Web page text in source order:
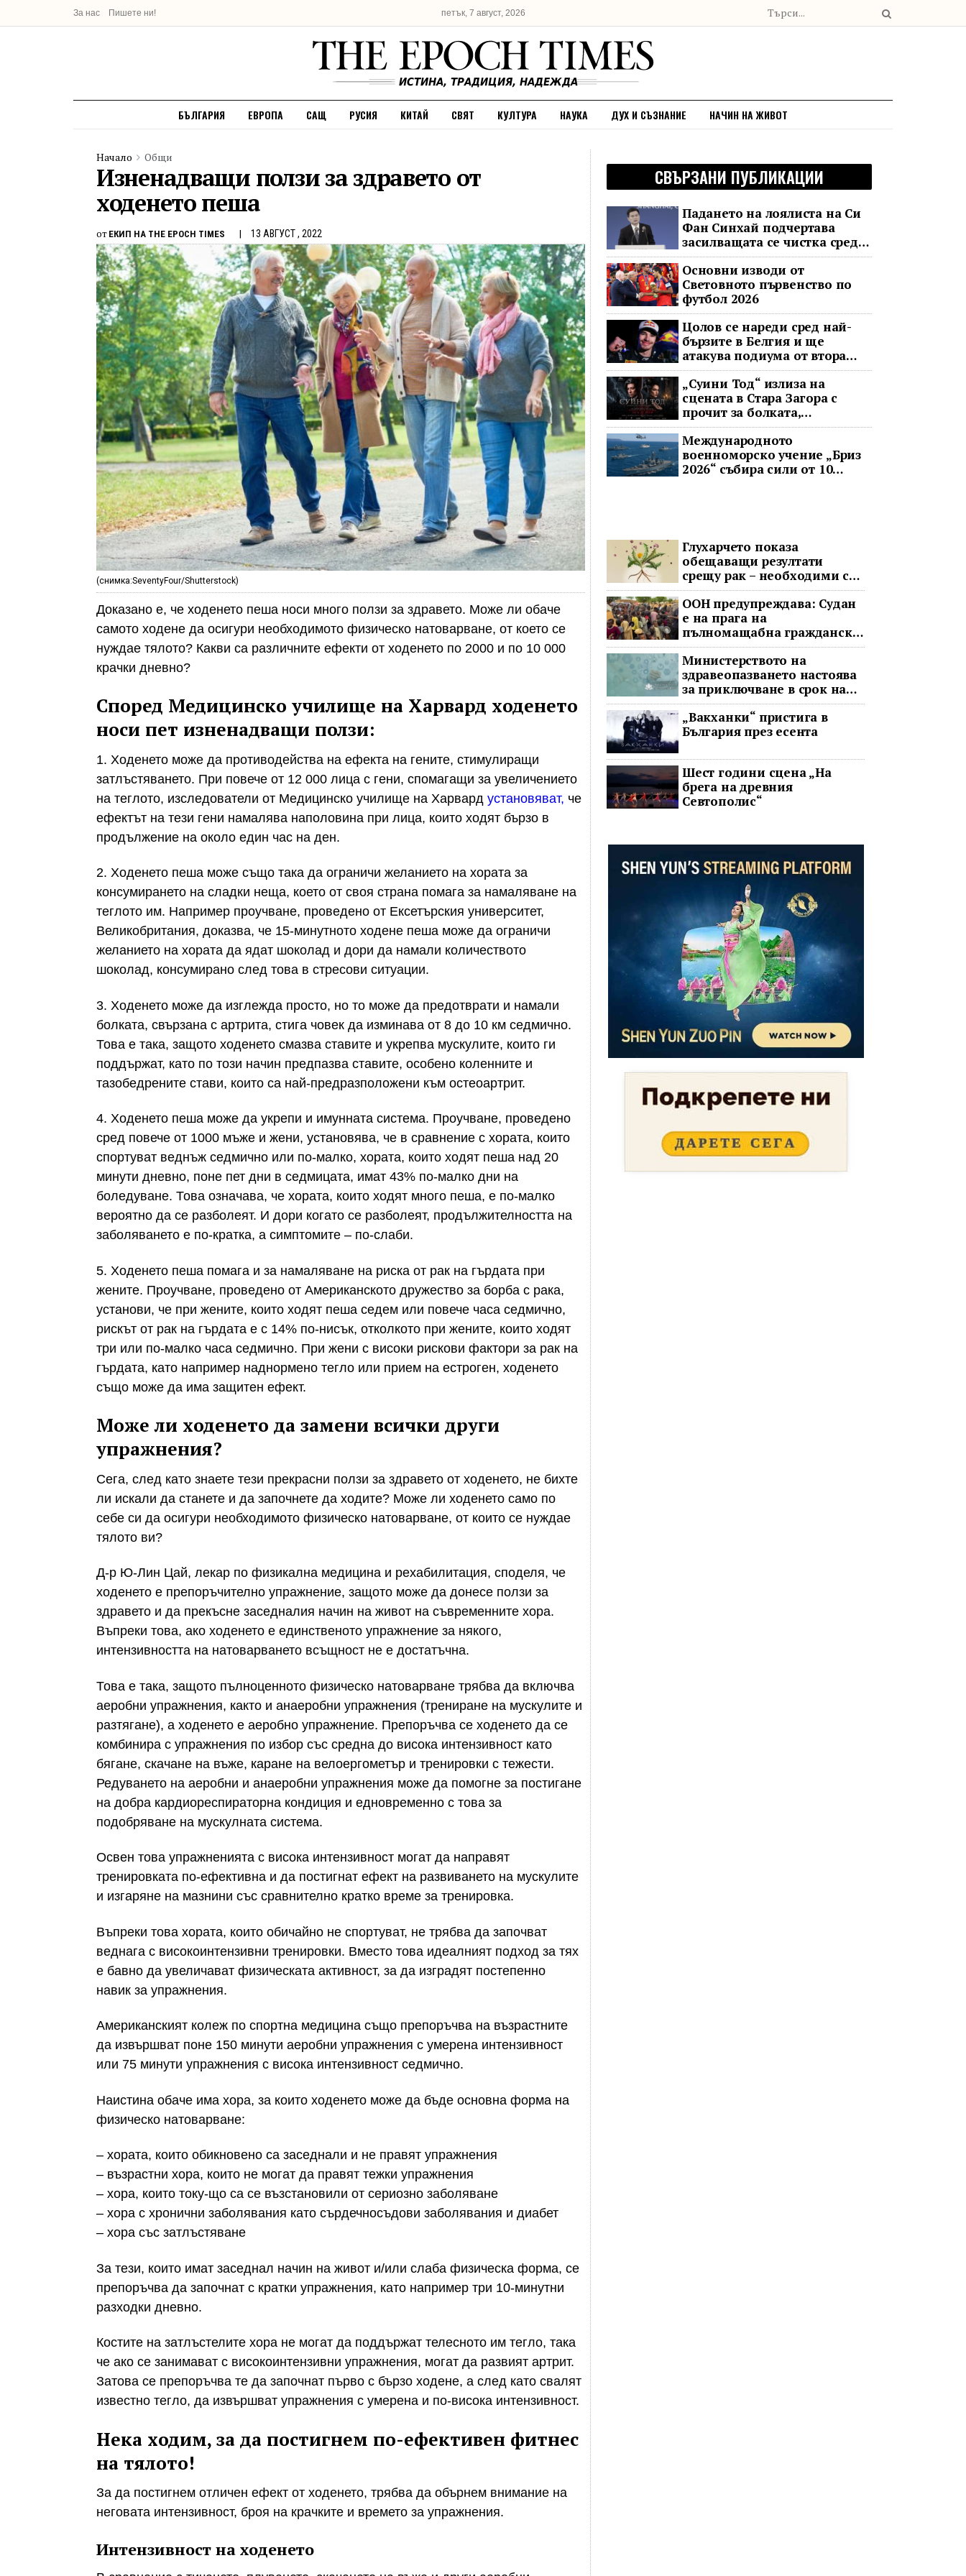
За нас Пишете ни! петък, 7 август, 2026
БЪЛГАРИЯ ЕВРОПА САЩ РУСИЯ КИТАЙ СВЯТ КУЛТУРА НАУКА ДУХ И СЪЗНАНИЕ НАЧИН НА ЖИВОТ
Начало Общи
Изненадващи ползи за здравето от
ходенето пеша
от ЕКИП НА THE EPOCH TIMES 13 АВГУСТ , 2022
(снимка:SeventyFour/Shutterstock)
Доказано е, че ходенето пеша носи много ползи за здравето. Може ли обаче
самото ходене да осигури необходимото физическо натоварване, от което се
нуждае тялото? Какви са различните ефекти от ходенето по 2000 и по 10 000
крачки дневно?
Според Медицинско училище на Харвард ходенето
носи пет изненадващи ползи:
1. Ходенето може да противодейства на ефекта на гените, стимулиращи
затлъстяването. При повече от 12 000 лица с гени, спомагащи за увеличението
на теглото, изследователи от Медицинско училище на Харвард установяват, че
ефектът на тези гени намалява наполовина при лица, които ходят бързо в
продължение на около един час на ден.
2. Ходенето пеша може също така да ограничи желанието на хората за
консумирането на сладки неща, което от своя страна помага за намаляване на
теглото им. Например проучване, проведено от Ексетърския университет,
Великобритания, доказва, че 15-минутното ходене пеша може да ограничи
желанието на хората да ядат шоколад и дори да намали количеството
шоколад, консумирано след това в стресови ситуации.
3. Ходенето може да изглежда просто, но то може да предотврати и намали
болката, свързана с артрита, стига човек да изминава от 8 до 10 км седмично.
Това е така, защото ходенето смазва ставите и укрепва мускулите, които ги
поддържат, като по този начин предпазва ставите, особено коленните и
тазобедрените стави, които са най-предразположени към остеоартрит.
4. Ходенето пеша може да укрепи и имунната система. Проучване, проведено
сред повече от 1000 мъже и жени, установява, че в сравнение с хората, които
спортуват веднъж седмично или по-малко, хората, които ходят пеша над 20
минути дневно, поне пет дни в седмицата, имат 43% по-малко дни на
боледуване. Това означава, че хората, които ходят много пеша, е по-малко
вероятно да се разболеят. И дори когато се разболеят, продължителността на
заболяването е по-кратка, а симптомите – по-слаби.
5. Ходенето пеша помага и за намаляване на риска от рак на гърдата при
жените. Проучване, проведено от Американското дружество за борба с рака,
установи, че при жените, които ходят пеша седем или повече часа седмично,
рискът от рак на гърдата е с 14% по-нисък, отколкото при жените, които ходят
три или по-малко часа седмично. При жени с високи рискови фактори за рак на
гърдата, като например наднормено тегло или прием на естроген, ходенето
също може да има защитен ефект.
Може ли ходенето да замени всички други
упражнения?
Сега, след като знаете тези прекрасни ползи за здравето от ходенето, не бихте
ли искали да станете и да започнете да ходите? Може ли ходенето само по
себе си да осигури необходимото физическо натоварване, от които се нуждае
тялото ви?
Д-р Ю-Лин Цай, лекар по физикална медицина и рехабилитация, споделя, че
ходенето е препоръчително упражнение, защото може да донесе ползи за
здравето и да прекъсне заседналия начин на живот на съвременните хора.
Въпреки това, ако ходенето е единственото упражнение за някого,
интензивността на натоварването всъщност не е достатъчна.
Това е така, защото пълноценното физическо натоварване трябва да включва
аеробни упражнения, както и анаеробни упражнения (трениране на мускулите и
разтягане), а ходенето е аеробно упражнение. Препоръчва се ходенето да се
комбинира с упражнения по избор със средна до висока интензивност като
бягане, скачане на въже, каране на велоергометър и тренировки с тежести.
Редуването на аеробни и анаеробни упражнения може да помогне за постигане
на добра кардиореспираторна кондиция и едновременно с това за
подобряване на мускулната система.
Освен това упражненията с висока интензивност могат да направят
тренировката по-ефективна и да постигнат ефект на развиването на мускулите
и изгаряне на мазнини със сравнително кратко време за тренировка.
Въпреки това хората, които обичайно не спортуват, не трябва да започват
веднага с високоинтензивни тренировки. Вместо това идеалният подход за тях
е бавно да увеличават физическата активност, за да изградят постепенно
навик за упражнения.
Американският колеж по спортна медицина също препоръчва на възрастните
да извършват поне 150 минути аеробни упражнения с умерена интензивност
или 75 минути упражнения с висока интензивност седмично.
Наистина обаче има хора, за които ходенето може да бъде основна форма на
физическо натоварване:
– хората, които обикновено са заседнали и не правят упражнения
– възрастни хора, които не могат да правят тежки упражнения
– хора, които току-що са се възстановили от сериозно заболяване
– хора с хронични заболявания като сърдечносъдови заболявания и диабет
– хора със затлъстяване
За тези, които имат заседнал начин на живот и/или слаба физическа форма, се
препоръчва да започнат с кратки упражнения, като например три 10-минутни
разходки дневно.
Костите на затлъстелите хора не могат да поддържат телесното им тегло, така
че ако се занимават с високоинтензивни упражнения, могат да развият артрит.
Затова се препоръчва те да започнат първо с бързо ходене, а след като свалят
известно тегло, да извършват упражнения с умерена и по-висока интензивност.
Нека ходим, за да постигнем по-ефективен фитнес
на тялото!
За да постигнем отличен ефект от ходенето, трябва да обърнем внимание на
неговата интензивност, броя на крачките и времето за упражнения.
Интензивност на ходенето
СВЪРЗАНИ ПУБЛИКАЦИИ
Падането на лоялиста на Си
Фан Синхай подчертава
засилващата се чистка сред
финансовия елит на Китай
Основни изводи от
Световното първенство по
футбол 2026
Цолов се нареди сред най-
бързите в Белгия и ще
атакува подиума от втора
редица
„Суини Тод“ излиза на
сцената в Стара Загора с
прочит за болката,
справедливостта и
човечността
Международното
военноморско учение „Бриз
2026“ събира сили от 10
Глухарчето показа
обещаващи резултати
срещу рак – необходими са
изпитания с хора
ООН предупреждава: Судан
е на прага на
пълномащабна гражданска
война
Министерството на
здравеопазването настоява
за приключване в срок на
два ключови строителни
проекта
„Вакханки“ пристига в
България през есента
Шест години сцена „На
брега на древния
Севтополис“